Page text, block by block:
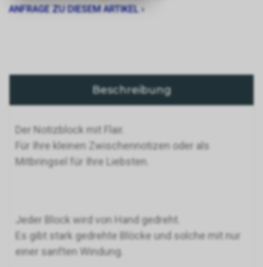
ANFRAGE ZU DIESEM ARTIKEL ›
Beschreibung
Der Notizblock mit Flair.
Für Ihre kleinen Zwischennotizen oder als
Mitbringsel für Ihre Liebsten.
Jeder Block wird von Hand gedreht.
Es gibt stark gedrehte Blöcke und solche mit nur
einer sanften Windung.